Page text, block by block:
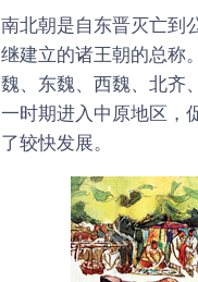
南北朝是自东晋灭亡到
继建立的诸王朝的总称
魏、东魏、西魏、北齐
一时期进入中原地区，
了较快发展。